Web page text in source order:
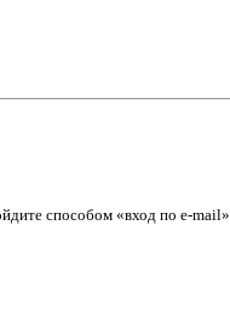
способом «вход по e-mail».